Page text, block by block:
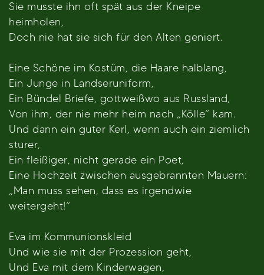
Sie musste ihn oft spät aus der Kneipe
heimholen,
Doch nie hat sie sich für den Alten geniert.
Eine Schöne im Kostüm, die Haare halblang,
Ein Junge in Landseruniform,
Ein Bündel Briefe, gottweißwo aus Russland,
Von ihm, der nie mehr heim nach „Kölle“ kam.
Und dann ein guter Kerl, wenn auch ein ziemlich
sturer,
Ein fleißiger, nicht gerade ein Poet,
Eine Hochzeit zwischen ausgebrannten Mauern:
„Man muss sehen, dass es irgendwie
weitergeht!“
Eva im Kommunionskleid
Und wie sie mit der Prozession geht,
Und Eva mit dem Kinderwagen,